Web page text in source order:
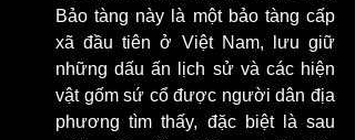
Bảo tàng này là một bảo tàng cấp
xã đầu tiên ở Việt Nam, lưu giữ
những dấu ấn lịch sử và các hiện
vật gốm sứ cổ được người dân địa
phương tìm thấy, đặc biệt là sau